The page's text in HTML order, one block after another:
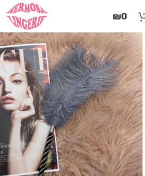
זֶה
מַעֲרֶכֶת
"המרכז
הישראלי
לְהַנְגָּשָׁת
אָתָרִים".
הַמְּסַיַּעַת
לִנְגִישׁוּת
הָאֲתָר.
לִפְתִיחַת
תַּפְרִיט
הֵנְּגִישׁוּת
לְחַץ
ALT+0
₪0